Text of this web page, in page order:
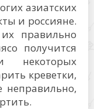
азиатских
и россияне.
правильно
получится
некоторых
креветки,